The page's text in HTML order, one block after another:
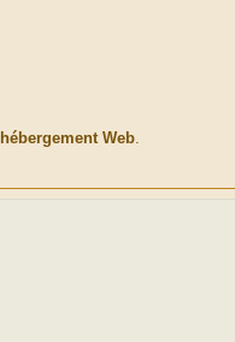
hébergement Web.